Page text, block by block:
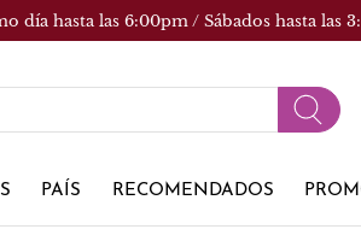
día hasta las 6:00pm / Sábados hasta las
PAÍS RECOMENDADOS